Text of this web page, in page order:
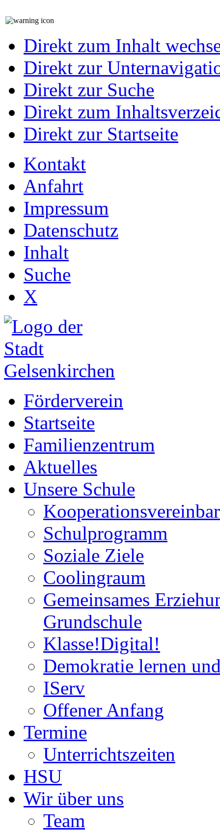
Direkt zum Inhalt
Direkt zur
Direkt zur Suche
Direkt zum
Direkt zur Startseite
Kontakt
Anfahrt
Impressum
Datenschutz
Inhalt
Suche
X
Förderverein
Startseite
Familienzentrum
Aktuelles
Unsere Schule
Schulprogramm
Soziale Ziele
Coolingraum
Gemeinsames
Grundschule
Klasse!Digital!
Demokratie lernen
IServ
Offener Anfang
Termine
Unterrichtszeiten
HSU
Wir über uns
Team